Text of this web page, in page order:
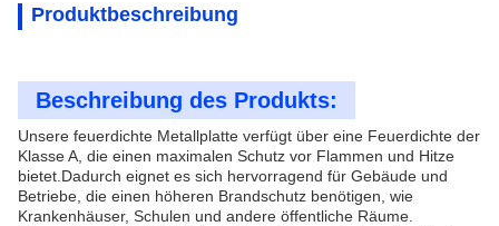
Produktbeschreibung
Beschreibung des Produkts:
Unsere feuerdichte Metallplatte verfügt über eine Feuerdichte der
Klasse A, die einen maximalen Schutz vor Flammen und Hitze
bietet.Dadurch eignet es sich hervorragend für Gebäude und
Betriebe, die einen höheren Brandschutz benötigen, wie
Krankenhäuser, Schulen und andere öffentliche Räume.